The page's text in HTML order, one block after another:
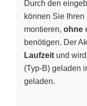
Durch den
können Sie
montieren, ohne
benötigen. Der
Laufzeit und
(Typ-B) geladen
geladen.